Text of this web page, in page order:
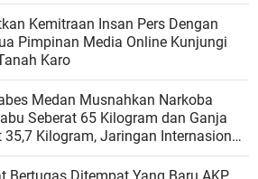
Kemitraan Insan Pers Dengan
Pimpinan Media Online Kunjungi
Karo
Medan Musnahkan Narkoba
Seberat 65 Kilogram dan Ganja
35,7 Kilogram, Jaringan Internasional